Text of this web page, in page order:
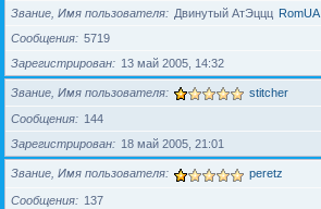
Звание, Имя пользователя Двинутый АтЭццц RomUA
Сообщения
5719
Зарегистрирован
13 май 2005, 14:32
Звание, Имя пользователя stitcher
Сообщения
144
Зарегистрирован
18 май 2005, 21:01
Звание, Имя пользователя peretz
Сообщения
137